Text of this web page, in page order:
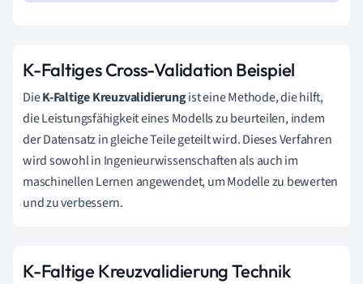
K-Faltiges Cross-Validation Beispiel
DieK-Faltige Kreuzvalidierungist eine Methode, die hilft,
die Leistungsfähigkeit eines Modells zu beurteilen, indem
der Datensatz in gleiche Teile geteilt wird. Dieses Verfahren
wird sowohl in Ingenieurwissenschaften als auch im
maschinellen Lernen angewendet, um Modelle zu bewerten
und zu verbessern.
K-Faltige Kreuzvalidierung Technik